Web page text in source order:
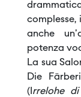
anche
potenza
La sua
Die
(I rrelohe di